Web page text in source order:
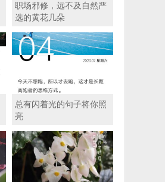
职场邪修，远不及自然严
选的黄花几朵
总有闪着光的句子将你照
亮